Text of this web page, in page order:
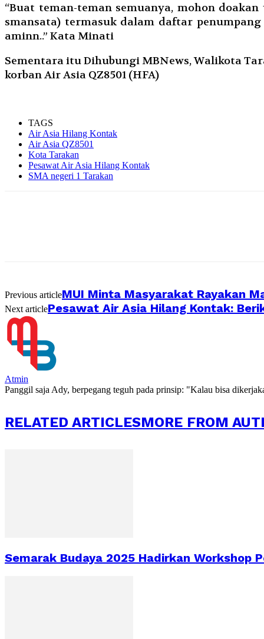
“Buat teman-teman semuanya, mohon
smansata) termasuk dalam daftar
aminn..” Kata Minati
Sementara itu Dihubungi MBNews, Walikota
korban Air Asia QZ8501 (HFA)
TAGS
Air Asia Hilang Kontak
Air Asia QZ8501
Kota Tarakan
Pesawat Air Asia Hilang Kontak
SMA negeri 1 Tarakan
Previous articleMUI Minta Masyarakat Rayakan
Next articlePesawat Air Asia Hilang Kontak:
Atmin
Panggil saja Ady, berpegang teguh pada prinsip: "Kalau bisa
RELATED ARTICLESMORE FROM
Semarak Budaya 2025 Hadirkan Workshop